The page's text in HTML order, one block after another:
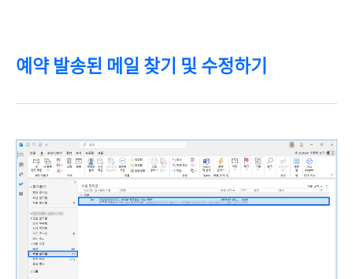
예약 발송된 메일 찾기 및 수정하기